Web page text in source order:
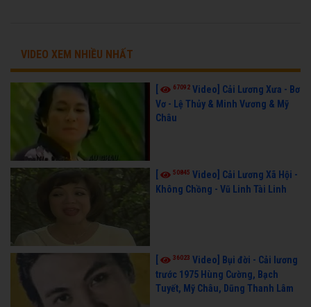
VIDEO XEM NHIỀU NHẤT
67092 Video] Cải Lương Xưa - Bơ
Vơ - Lệ Thủy & Minh Vương & Mỹ
Châu
50845 Video] Cải Lương Xã Hội -
Không Chồng - Vũ Linh Tài Linh
36023 Video] Bụi đời - Cải lương
trước 1975 Hùng Cường, Bạch
Tuyết, Mỹ Châu, Dũng Thanh Lâm